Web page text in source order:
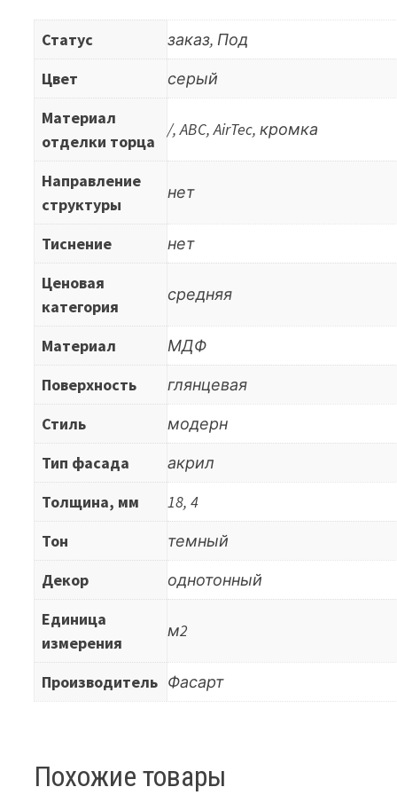
Статус
заказ, Под
Цвет
серый
Материал
отделки торца
/, ABC, AirTec, кромка
Направление
структуры
нет
Тиснение
нет
Ценовая
категория
средняя
Материал
МДФ
Поверхность
глянцевая
Стиль
модерн
Тип фасада
акрил
Толщина, мм
18, 4
Тон
темный
Декор
однотонный
Единица
измерения
м2
Производитель Фасарт
Похожие товары